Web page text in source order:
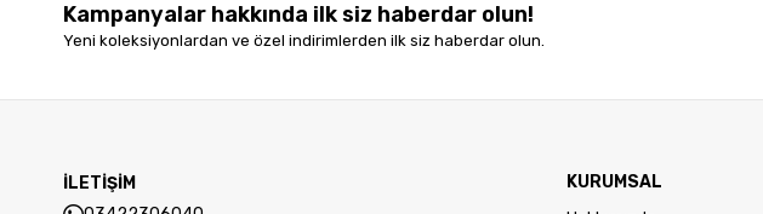
Kampanyalar hakkında ilk siz haberdar olun!
Yeni koleksiyonlardan ve özel indirimlerden ilk siz haberdar olun.
İLETİŞİM
KURUMSAL